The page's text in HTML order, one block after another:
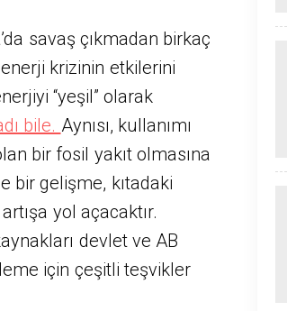
savaş çıkmadan birkaç
krizinin etkilerini
“yeşil” olarak
bile. Aynısı, kullanımı
bir fosil yakıt olmasına
bir gelişme, kıtadaki
yol açacaktır.
devlet ve AB
için çeşitli teşvikler